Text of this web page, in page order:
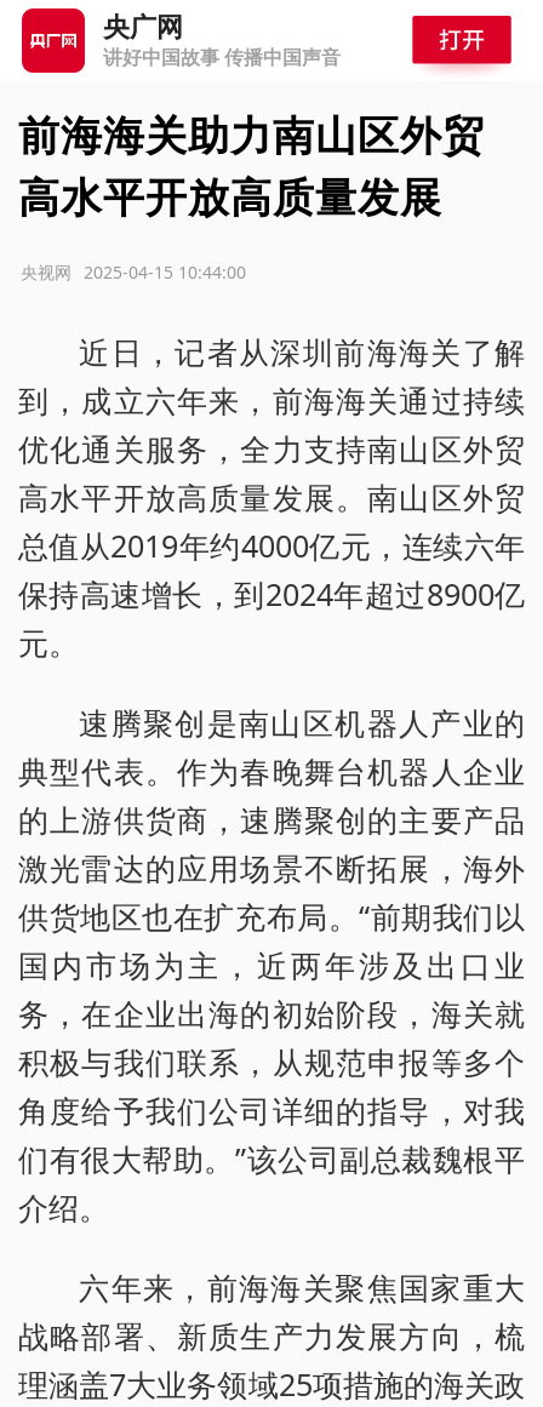
央广网
讲好中国故事 传播中国声音
前海海关助力南山区外贸
高水平开放高质量发展
2025-04-15 10:44:00
央视网
近日，记者从深圳前海海关了解
到，成立六年来，前海海关通过持续
优化通关服务，全力支持南山区外贸
高水平开放高质量发展。南山区外贸
总值从2019年约4000亿元，连续六年
保持高速增长，到2024年超过8900亿
元。
速腾聚创是南山区机器人产业的
典型代表。作为春晚舞台机器人企业
的上游供货商，速腾聚创的主要产品
激光雷达的应用场景不断拓展，海外
供货地区也在扩充布局。“前期我们以
国内市场为主，近两年涉及出口业
务，在企业出海的初始阶段，海关就
积极与我们联系，从规范申报等多个
角度给予我们公司详细的指导，对我
们有很大帮助。”该公司副总裁魏根平
介绍。
六年来，前海海关聚焦国家重大
战略部署、新质生产力发展方向，梳
理涵盖7大业务领域25项措施的海关政